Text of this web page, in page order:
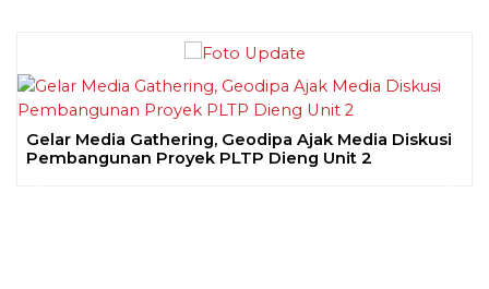
Gelar Media Gathering, Geodipa Ajak Media Diskusi
Pembangunan Proyek PLTP Dieng Unit 2